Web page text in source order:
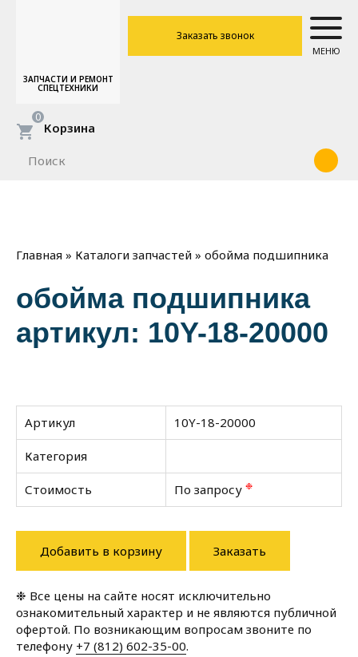
ЗАПЧАСТИ И РЕМОНТ
СПЕЦТЕХНИКИ
Заказать звонок
МЕНЮ
Корзина
0
Главная » Каталоги запчастей » обойма подшипника
обойма подшипника
артикул: 10Y-18-20000
Артикул 10Y-18-20000
Категория
Стоимость По запросу ❉
Добавить в корзину Заказать
❉ Все цены на сайте носят исключительно
ознакомительный характер и не являются публичной
офертой. По возникающим вопросам звоните по
телефону +7 (812) 602-35-00.